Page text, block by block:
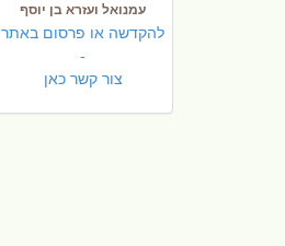
עמנואל ועזרא בן יוסף
להקדשה או פרסום באתר
-
צור קשר כאן